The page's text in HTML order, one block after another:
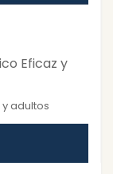
Eficaz y
adultos